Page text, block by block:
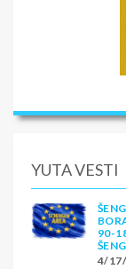
YUTA VESTI
90-
4/